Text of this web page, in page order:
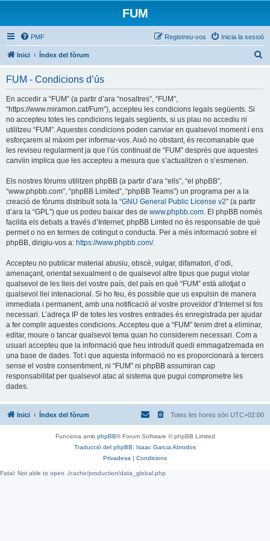
FUM
PMF Inicia la sessió
Registreu-vos
Inici Índex del fòrum
FUM - Condicions d’ús
En accedir a “FUM” (a partir d’ara “nosaltres”, “FUM”,
“https://www.miramon.cat/Fum”), accepteu les condicions legals següents. Si
no accepteu totes les condicions legals següents, si us plau no accediu ni
utilitzeu “FUM”. Aquestes condicions poden canviar en qualsevol moment i ens
esforçarem al màxim per informar-vos. Això no obstant, és recomanable que
les reviseu regularment ja que l’ús continuat de “FUM” després que aquestes
canvïin implica que les accepteu a mesura que s’actualitzen o s’esmenen.
Els nostres fòrums utilitzen phpBB (a partir d’ara “ells”, “el phpBB”,
“www.phpbb.com”, “phpBB Limited”, “phpBB Teams”) un programa per a la
creació de fòrums distribuït sota la “GNU General Public License v2” (a partir
d’ara la “GPL”) que us podeu baixar des de www.phpbb.com. El phpBB només
facilita els debats a través d’Internet; phpBB Limted no és responsable de què
permet o no en termes de cotingut o conducta. Per a més informació sobre el
phpBB, dirigiu-vos a: https://www.phpbb.com/.
Accepteu no publicar material abusiu, obscè, vulgar, difamatori, d’odi,
amenaçant, orientat sexualment o de qualsevol altre tipus que pugui violar
qualsevol de les lleis del vostre país, del país en què “FUM” està allotjat o
qualsevol llei intenacional. Si ho feu, és possible que us expulsin de manera
immediata i permanent, amb una notificació al vostre proveïdor d’Internet si fos
necessari. L’adreça IP de totes les vostres entrades és enregistrada per ajudar
a fer complir aquestes condicions. Accepteu que a “FUM” tenim dret a eliminar,
editar, moure o tancar qualsevol tema quan ho considerem necessari. Com a
usuari accepteu que la informació que heu introduït quedi emmagatzemada en
una base de dades. Tot i que aquesta informació no es proporcionarà a tercers
sense el vostre consentiment, ni “FUM” ni phpBB assumiran cap
responsabilitat per qualsevol atac al sistema que pugui comprometre les
dades.
Inici Índex del fòrum Totes les hores són UTC+02:00
Funciona amb phpBB® Forum Software © phpBB Limited
Traducció del phpBB: Isaac Garcia Abrodos
Privadesa | Condicions
Fatal: Not able to open ./cache/production/data_global.php